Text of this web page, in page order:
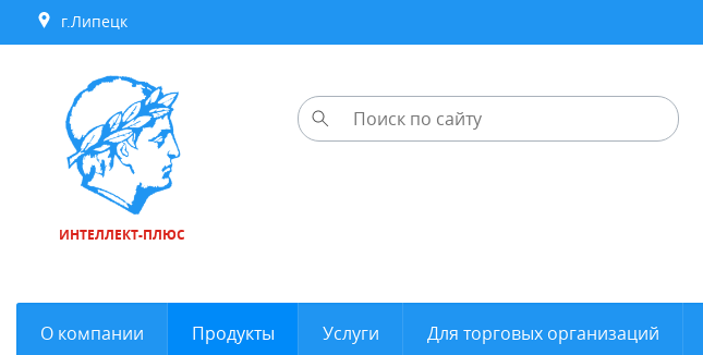
г.Липецк
ИНТЕЛЛЕКТ-ПЛЮС
О компании Продукты Услуги Для торговых организаций